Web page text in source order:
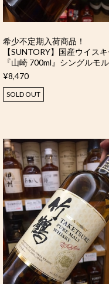
希少不定期入荷商品！
【SUNTORY】国産ウイス
『山崎 700ml』シングルモ
¥8,470
SOLD OUT